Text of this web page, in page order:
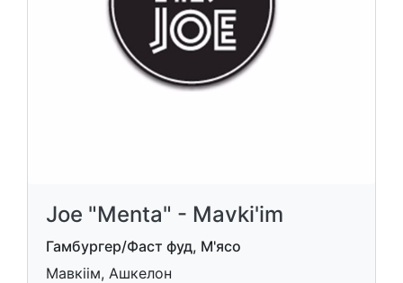
Joe "Menta" - Mavki'im
Гамбургер/Фаст фуд, М'ясо
Мавкіім, Ашкелон